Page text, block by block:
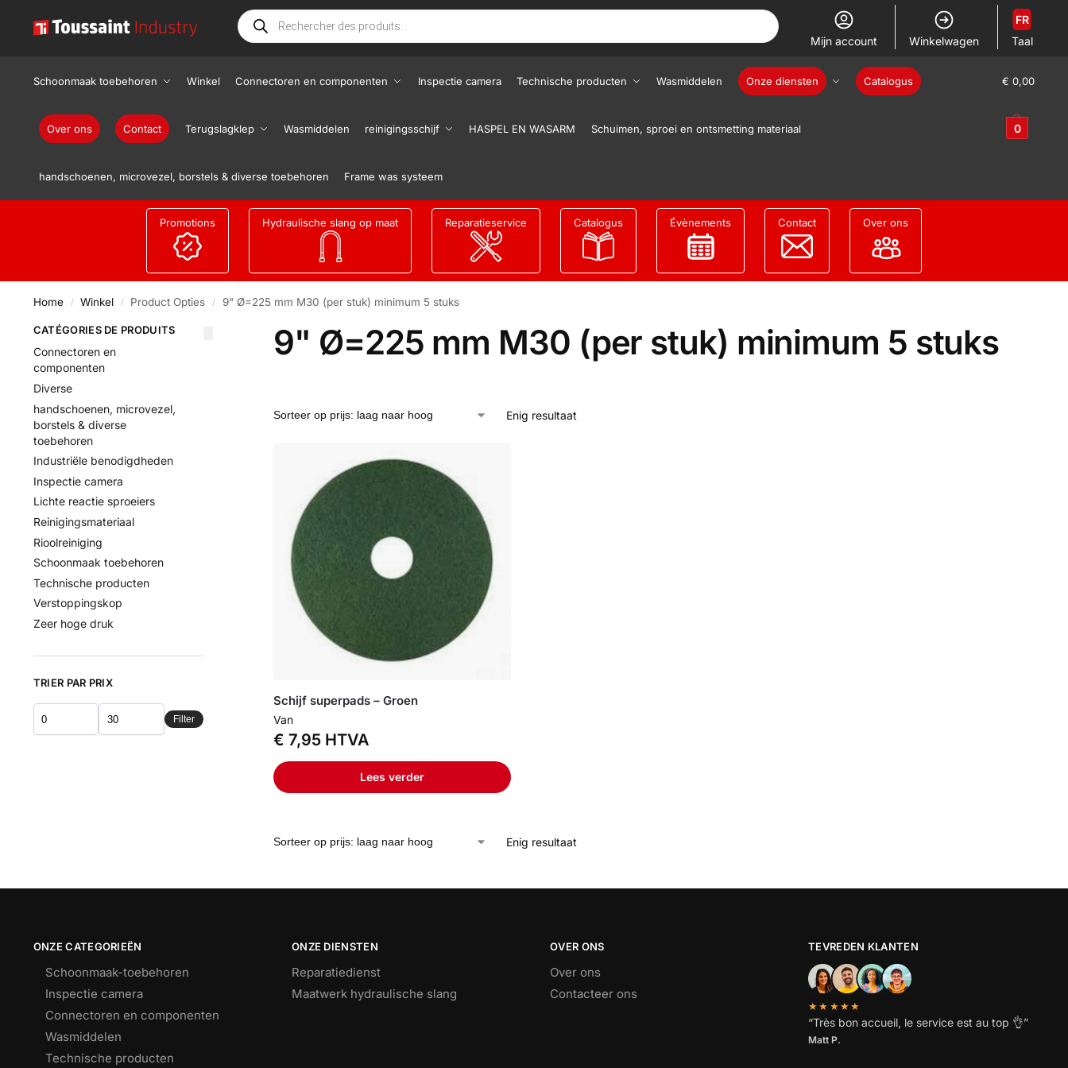
Mijn account Winkelwagen Taal
FR
Schoonmaak toebehoren Winkel Connectoren en componenten Inspectie camera Technische producten Wasmiddelen Onze diensten Catalogus
Over ons Contact Terugslagklep Wasmiddelen reinigingsschijf HASPEL EN WASARM Schuimen, sproei en ontsmetting materiaal
handschoenen, microvezel, borstels & diverse toebehoren Frame was systeem
€ 0,00
0
Promotions Hydraulische slang op maat Reparatieservice Catalogus Évènements Contact Over ons
Home / Winkel / Product Opties / 9" Ø=225 mm M30 (per stuk) minimum 5 stuks
9" Ø=225 mm M30 (per stuk) minimum 5 stuks
Enig resultaat
Schijf superpads – Groen
Van
€ 7,95 HTVA
Lees verder
Enig resultaat
CATÉGORIES DE PRODUITS
Connectoren en
componenten
Diverse
handschoenen, microvezel,
borstels & diverse
toebehoren
Industriële benodigdheden
Inspectie camera
Lichte reactie sproeiers
Reinigingsmateriaal
Rioolreiniging
Schoonmaak toebehoren
Technische producten
Verstoppingskop
Zeer hoge druk
TRIER PAR PRIX
Filter
ONZE CATEGORIEËN
Schoonmaak-toebehoren
Inspectie camera
Connectoren en componenten
Wasmiddelen
Technische producten
ONZE DIENSTEN
Reparatiedienst
Maatwerk hydraulische slang
OVER ONS
Over ons
Contacteer ons
TEVREDEN KLANTEN
★★★★★
“Très bon accueil, le service est au top 👌”
Matt P.